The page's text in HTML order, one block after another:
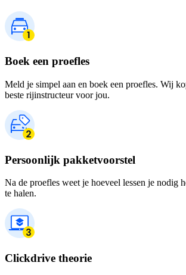
Boek een proefles
Meld je simpel aan en boek een proefles. Wij
beste rijinstructeur voor jou.
Persoonlijk pakketvoorstel
Na de proefles weet je hoeveel lessen je nodig
te halen.
Clickdrive theorie